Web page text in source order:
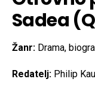
Sadea
Žanr: Drama,
Redatelj: Philip